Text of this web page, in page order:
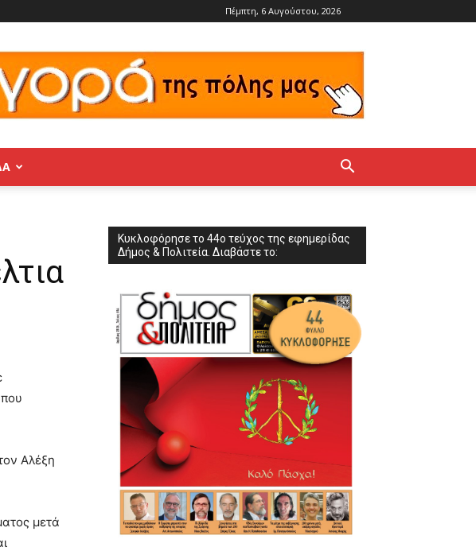
Πέμπτη, 6 Αυγούστου, 2026
Αλέξη
μετά
Κυκλοφόρησε το 44ο τεύχος της εφημερίδας
Δήμος & Πολιτεία. Διαβάστε το: